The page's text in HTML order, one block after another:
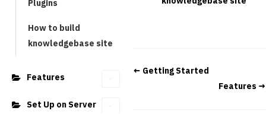
Plugins
How to build
knowledgebase site
Features
Set Up on Server
← Getting Started
Features →